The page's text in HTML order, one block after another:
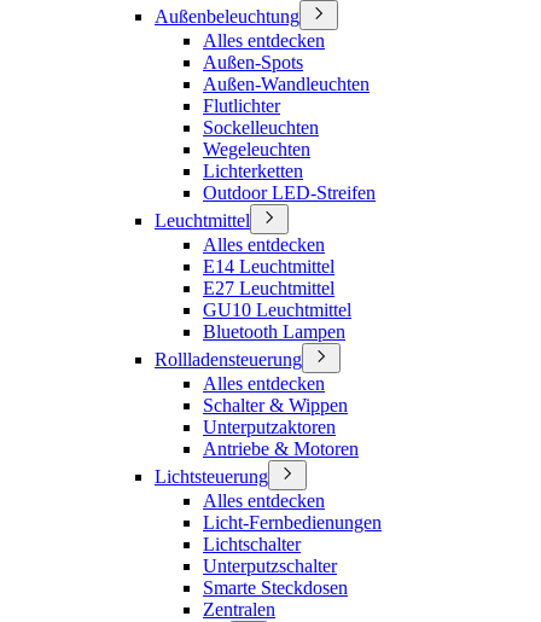
Außenbeleuchtung
Alles entdecken
Außen-Spots
Außen-Wandleuchten
Flutlichter
Sockelleuchten
Wegeleuchten
Lichterketten
Outdoor LED-Streifen
Leuchtmittel
Alles entdecken
E14 Leuchtmittel
E27 Leuchtmittel
GU10 Leuchtmittel
Bluetooth Lampen
Rollladensteuerung
Alles entdecken
Schalter & Wippen
Unterputzaktoren
Antriebe & Motoren
Lichtsteuerung
Alles entdecken
Licht-Fernbedienungen
Lichtschalter
Unterputzschalter
Smarte Steckdosen
Zentralen